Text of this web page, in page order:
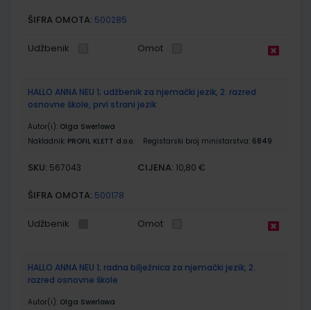
ŠIFRA OMOTA: 500285
Udžbenik Omot
HALLO ANNA NEU 1; udžbenik za njemački jezik, 2. razred
osnovne škole, prvi strani jezik
Autor(i): Olga Swerlowa
Nakladnik: PROFIL KLETT d.o.o. Registarski broj ministarstva: 6849
SKU: 567043 CIJENA: 10,80 €
ŠIFRA OMOTA: 500178
Udžbenik Omot
HALLO ANNA NEU 1; radna bilježnica za njemački jezik, 2.
razred osnovne škole
Autor(i): Olga Swerlowa